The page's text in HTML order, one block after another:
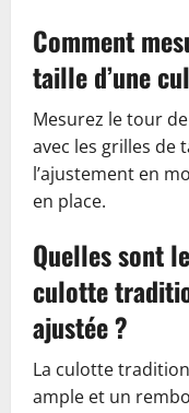
Comment
taille d’une
Mesurez le tour
avec les grilles de
l’ajustement en
en place.
Quelles sont
culotte
ajustée ?
La culotte
ample et un